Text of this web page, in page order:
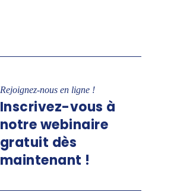
Rejoignez-nous en ligne !
Inscrivez-vous à
notre webinaire
gratuit dès
maintenant !